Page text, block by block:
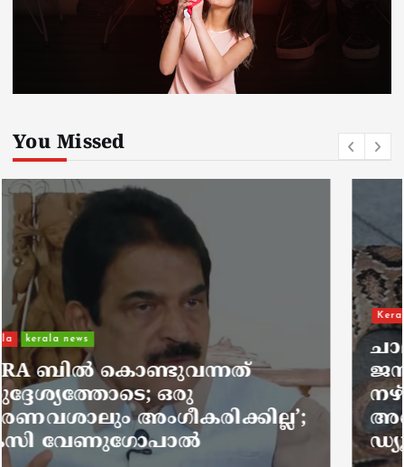
You Missed
kerala news
ചാലിശേരിയില്‍ സര്‍ക്കാര്‍
ജനകീയ ആരോഗ്യകേന്ദ്രത്തില്‍
നഴ്സിന് അണലിയുടെ കടിയേറ്റു;
അണലിയുടെ കടിയേറ്റത്
ഡ്യൂട്ടിക്കിടെ